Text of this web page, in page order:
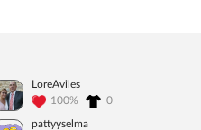
LoreAviles
100%
0
pattyyselma